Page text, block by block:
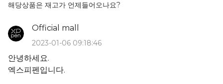
해당상품은 재고가 언제들어오나요?
Official mall
2023-01-06 09:18:46
안녕하세요.
엑스피펜입니다.